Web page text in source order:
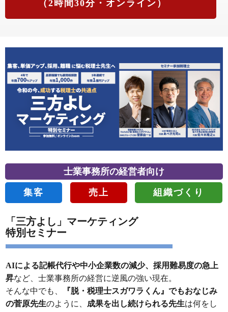
（2時間30分・オンライン）
士業事務所の経営者向け
集客 売上 組織づくり
「三方よし」マーケティング
特別セミナー
AIによる記帳代行や中小企業数の減少、採用難易度の急上
昇など、士業事務所の経営に逆風の強い現在。
そんな中でも、
『脱・税理士スガワラくん』でもおなじみ
の菅原先生のように、 成果を出し続けられる先生は何をし